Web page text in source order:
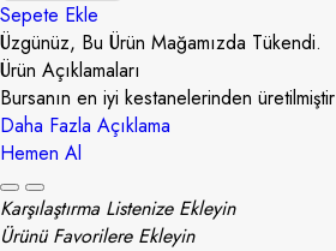
Sepete Ekle
Üzgünüz, Bu Ürün Mağamızda Tükendi.
Ürün Açıklamaları
Bursanın en iyi kestanelerinden üretilmiştir
Daha Fazla Açıklama
Hemen Al
Karşılaştırma Listenize Ekleyin
Ürünü Favorilere Ekleyin